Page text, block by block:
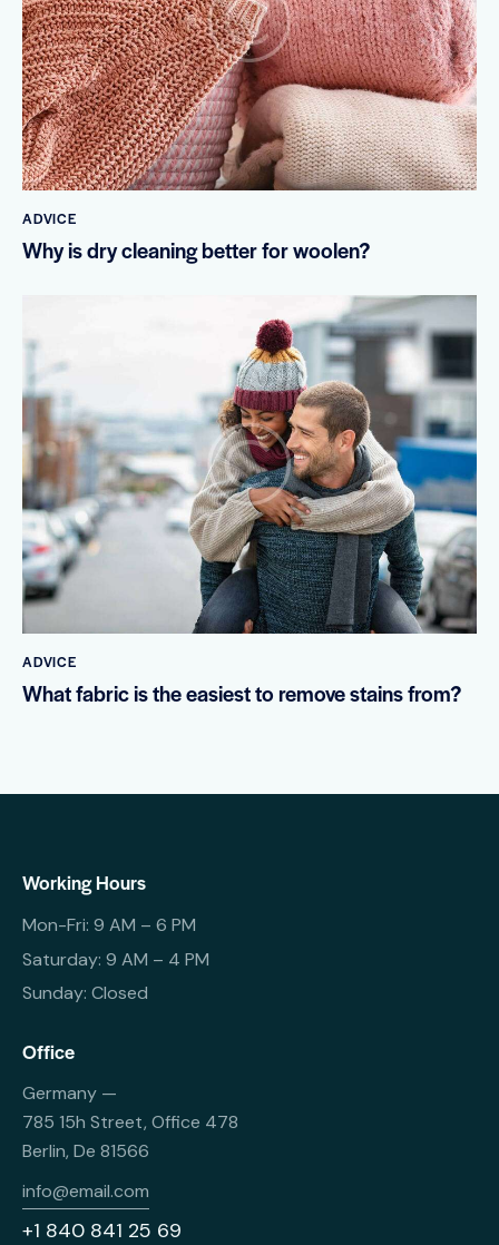
ADVICE
Why is dry cleaning better for woolen?
ADVICE
What fabric is the easiest to remove stains from?
Working Hours
Mon-Fri: 9 AM – 6 PM
Saturday: 9 AM – 4 PM
Sunday: Closed
Office
Germany —
785 15h Street, Office 478
Berlin, De 81566
info@email.com
+1 840 841 25 69